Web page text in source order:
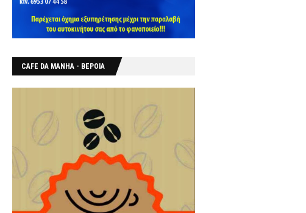
CAFE DA MANHA - ΒΕΡΟΙΑ